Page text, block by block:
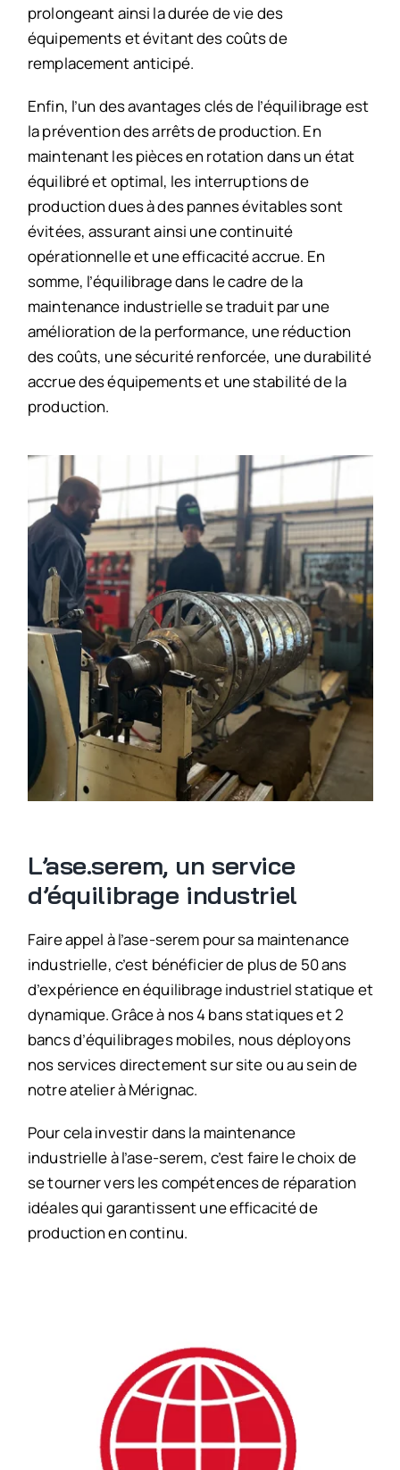
prolongeant ainsi la durée de vie des
équipements et évitant des coûts de
remplacement anticipé.
Enfin, l’un des avantages clés de l’équilibrage est
la prévention des arrêts de production. En
maintenant les pièces en rotation dans un état
équilibré et optimal, les interruptions de
production dues à des pannes évitables sont
évitées, assurant ainsi une continuité
opérationnelle et une efficacité accrue. En
somme, l’équilibrage dans le cadre de la
maintenance industrielle se traduit par une
amélioration de la performance, une réduction
des coûts, une sécurité renforcée, une durabilité
accrue des équipements et une stabilité de la
production.
L’ase.serem, un service
d’équilibrage industriel
Faire appel à l’ase-serem pour sa maintenance
industrielle, c’est bénéficier de plus de 50 ans
d’expérience en équilibrage industriel statique et
dynamique. Grâce à nos 4 bans statiques et 2
bancs d’équilibrages mobiles, nous déployons
nos services directement sur site ou au sein de
notre atelier à Mérignac.
Pour cela investir dans la maintenance
industrielle à l’ase-serem, c’est faire le choix de
se tourner vers les compétences de réparation
idéales qui garantissent une efficacité de
production en continu.